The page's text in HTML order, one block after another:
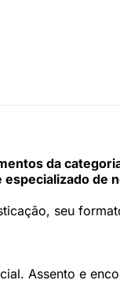
da
de
seu
Assento e